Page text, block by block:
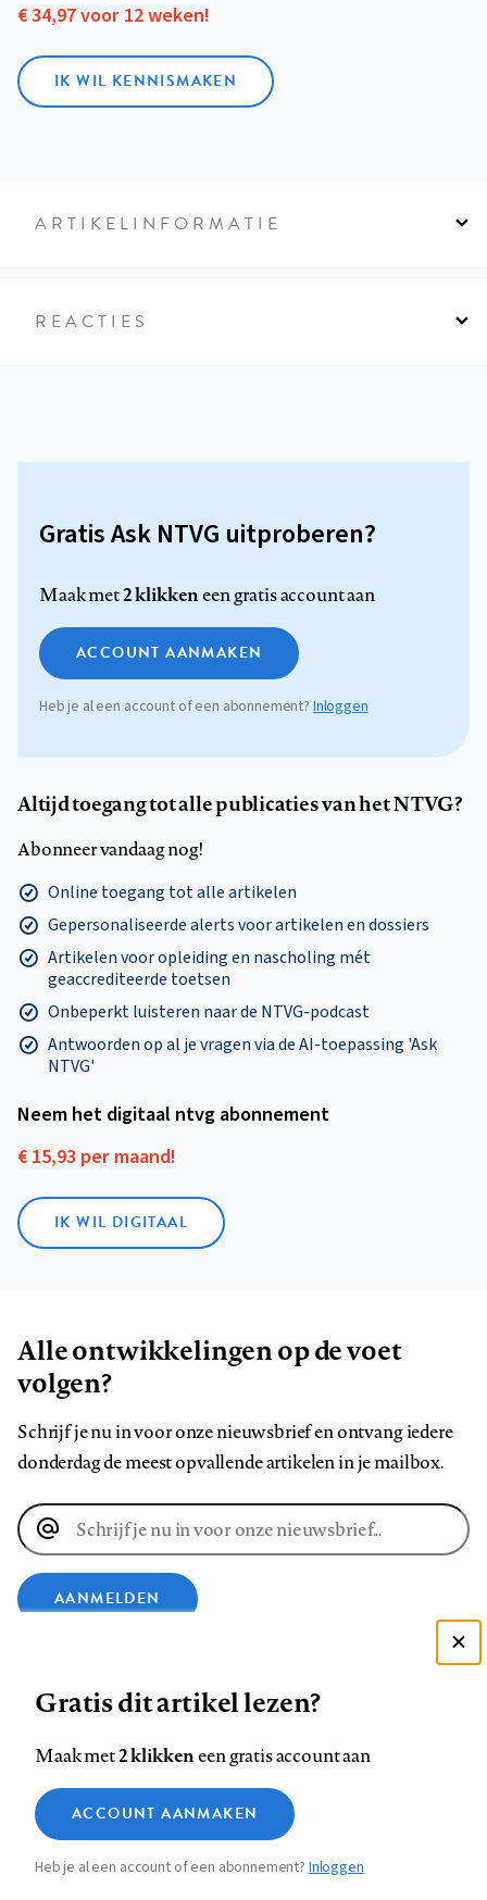
€ 34,97 voor 12 weken!
IK WIL KENNISMAKEN
ARTIKELINFORMATIE
REACTIES
Gratis Ask NTVG uitproberen?
Maak met2 klikkeneen gratis account aan
ACCOUNT AANMAKEN
Heb je al een account of een abonnement?Inloggen
Altijd toegang tot alle publicaties van het NTVG?
Abonneer vandaag nog!
Online toegang tot alle artikelen
Gepersonaliseerde alerts voor artikelen en dossiers
Artikelen voor opleiding en nascholing mét
geaccrediteerde toetsen
Onbeperkt luisteren naar de NTVG-podcast
Antwoorden op al je vragen via de AI-toepassing 'Ask
NTVG'
Neem het digitaal ntvg abonnement
€ 15,93 per maand!
IK WIL DIGITAAL
Alle ontwikkelingen op de voet
volgen?
Schrijf je nu in voor onze nieuwsbrief en ontvang iedere
donderdag de meest opvallende artikelen in je mailbox.
E-
mailadres
AANMELDEN
op
Facebook
op
LinkedIn
op
Bluesky
ons
op
InstagramYouTube
Footer
Contact Colofon Disclaimer Privacy
Medische vragen verdienen
betrouwbare antwoorden
Zie onze cookie policy
Analytische cookies
Marketing cookies
Gratis dit artikel lezen?
Maak met2 klikkeneen gratis account aan
ACCOUNT AANMAKEN
Heb je al een account of een abonnement?Inloggen